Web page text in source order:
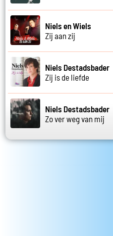
Niels en Wiels
Zij aan zij
Niels Destadsbader
Zij is de liefde
Niels Destadsbader
Zo ver weg van mij